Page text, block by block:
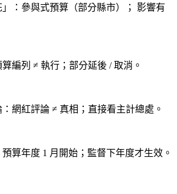
：參與式預算（部分縣市）； 影響有
算編列 ≠ 執行；部分延後 / 取消。
：網紅評論 ≠ 真相；直接看主計總處。
預算年度 1 月開始；監督下年度才生效。